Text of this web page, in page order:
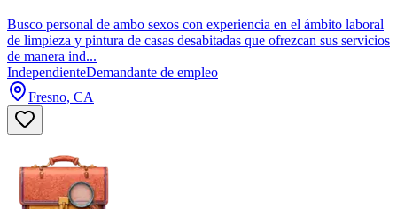
Busco personal de ambo sexos con experiencia en el ámbito laboral
de limpieza y pintura de casas desabitadas que ofrezcan sus servicios
de manera ind...
IndependienteDemandante de empleo
Fresno, CA